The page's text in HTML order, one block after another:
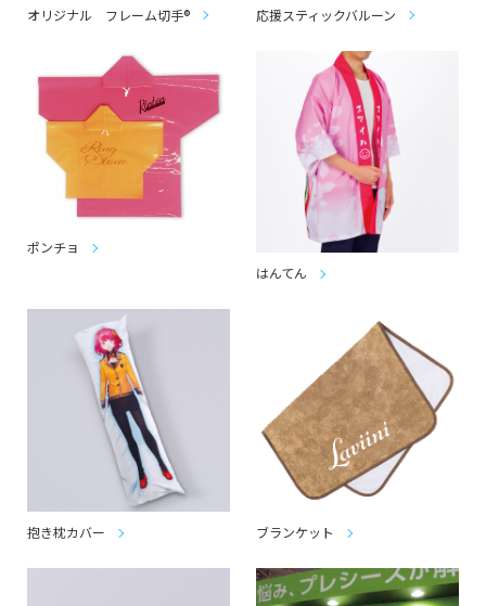
オリジナル フレーム切手® 応援スティックバルーン
ポンチョ
はんてん
抱き枕カバー ブランケット